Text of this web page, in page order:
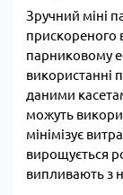
Зручний міні
прискореного
парниковому
використанні
даними
можуть
мінімізує
вирощується
випливають з